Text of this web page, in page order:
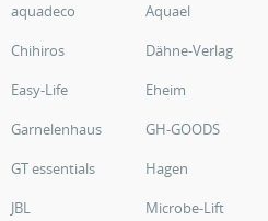
aquadeco
Aquael
Chihiros
Dähne-Verlag
Easy-Life
Eheim
Garnelenhaus
GH-GOODS
GT essentials
Hagen
JBL
Microbe-Lift